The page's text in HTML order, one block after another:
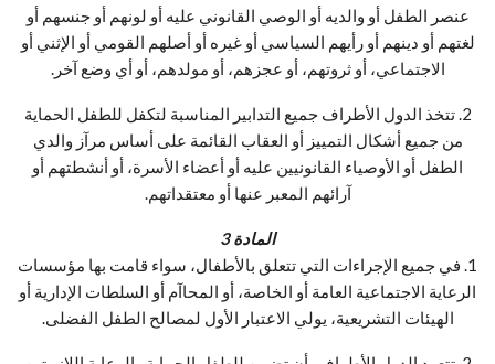
عنصر الطفل أو والديه أو الوصي القانوني عليه أو لونهم أو جنسهم أو
لغتهم أو دينهم أو رأيهم السياسي أو غيره أو أصلهم القومي أو الإثني أو
الاجتماعي، أو ثروتهم، أو عجزهم، أو مولدهم، أو أي وضع آخر.
2. تتخذ الدول الأطراف جميع التدابير المناسبة لتكفل للطفل الحماية
من جميع أشكال التمييز أو العقاب القائمة على أساس مرآز والدي
الطفل أو الأوصياء القانونيين عليه أو أعضاء الأسرة، أو أنشطتهم أو
آرائهم المعبر عنها أو معتقداتهم.
المادة 3
1. في جميع الإجراءات التي تتعلق بالأطفال، سواء قامت بها مؤسسات
الرعاية الاجتماعية العامة أو الخاصة، أو المحاآم أو السلطات الإدارية أو
الهيئات التشريعية، يولي الاعتبار الأول لمصالح الطفل الفضلى.